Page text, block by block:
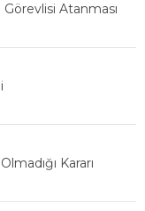
Atanması
Kararı